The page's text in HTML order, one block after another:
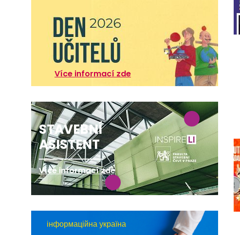
Více informací zde
STAVEBNÍ
ASISTENT
Více informací zde
інформаційна україна